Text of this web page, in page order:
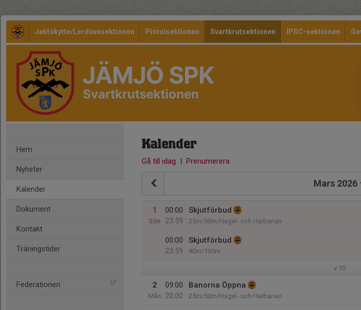
Jaktskytte/Lerduvesektionen Pistolsektionen Svartkrutsektionen IPSC-sektionen
JÄMJÖ SPK
Svartkrutsektionen
Hem
Nyheter
Kalender
Dokument
Kontakt
Träningstider
Federationen
Kalender
Gå till idag | Prenumerera
Mars 2026
1
Sön
00:00
23:59
Skjutförbud
25m/50m/Hagel- och Harbanan
00:00
23:59
Skjutförbud
80m/100m
v.10
2
Mån
09:00
20:00
Banorna Öppna
25m/50m/Hagel- och Harbanan